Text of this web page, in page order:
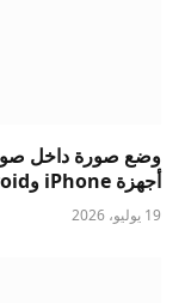
أجهزة iPhone وAndroid
19 يوليو، 2026